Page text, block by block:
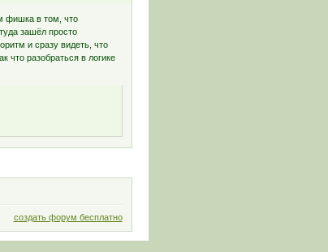
фишка в том, что
зашёл просто
и сразу видеть, что
что разобраться в логике
создать форум бесплатно